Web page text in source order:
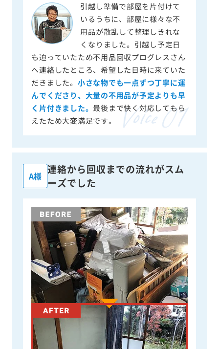
引越し準備で部屋を片付けて
いるうちに、部屋に様々な不
用品が散乱して整理しきれな
くなりました。引越し予定日
も迫っていたため不用品回収プログレスさん
へ連絡したところ、希望した日時に来ていた
だきました。 小さな物でも一点ずつ丁寧に運
んでくださり、大量の不用品が予定よりも早
く片付きました。 最後まで快く対応してもら
えたため大変満足です。
A様
連絡から回収までの流れがスム
ーズでした